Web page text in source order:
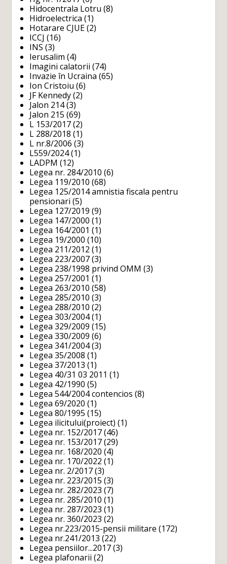
Hidocentrala Lotru (8)
Hidroelectrica (1)
Hotarare CJUE (2)
ICCJ (16)
INS (3)
Ierusalim (4)
Imagini calatorii (74)
Invazie în Ucraina (65)
Ion Cristoiu (6)
JF Kennedy (2)
Jalon 214(3)
Jalon 215 (69)
L 153/2017 (2)
L 288/2018 (1)
L nr.8/2006 (3)
L559/2024(1)
LADPM (12)
Legea nr. 284/2010 (6)
Legea 119/2010 (68)
Legea 125/2014 amnistia fiscala pentru
pensionari (5)
Legea 127/2019 (9)
Legea 147/2000 (1)
Legea 164/2001 (1)
Legea 19/2000 (10)
Legea 211/2012 (1)
Legea 223/2007 (3)
Legea 238/1998 privind OMM (3)
Legea 257/2001 (1)
Legea 263/2010 (58)
Legea 285/2010 (3)
Legea 288/2010 (2)
Legea 303/2004(1)
Legea 329/2009 (15)
Legea 330/2009 (6)
Legea 341/2004(3)
Legea 35/2008 (1)
Legea 37/2013 (1)
Legea 40/31 03 2011 (1)
Legea 42/1990 (5)
Legea 544/2004 contencios (8)
Legea 69/2020 (1)
Legea 80/1995 (15)
Legea ilicitului(proiect) (1)
Legea nr. 152/2017 (46)
Legea nr. 153/2017 (29)
Legea nr. 168/2020 (4)
Legea nr. 170/2022 (1)
Legea nr. 2/2017 (3)
Legea nr. 223/2015 (3)
Legea nr. 282/2023 (7)
Legea nr. 285/2010 (1)
Legea nr. 287/2023 (1)
Legea nr. 360/2023 (2)
Legea nr.223/2015-pensii militare (172)
Legea nr.241/2013 (22)
Legea pensiilor...2017 (3)
Legea plafonarii (2)